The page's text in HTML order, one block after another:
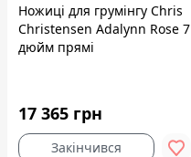
Ножиці для грумінгу Chris
Christensen Adalynn Rose 7
дюйм прямі
17 365 грн
Закінчився